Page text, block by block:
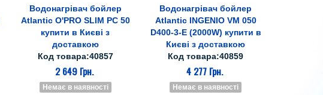
Все про товар
Водонагрівач бойлер
Atlantic O'PRO SLIM PC 50
купити в Києві з
доставкою
Код товара:40857
2 649 Грн.
Немає в наявності
Все про товар
Водонагрівач бойлер
Atlantic INGENIO VM 050
D400-3-E (2000W) купити в
Києві з доставкою
Код товара:40859
4 277 Грн.
Немає в наявності